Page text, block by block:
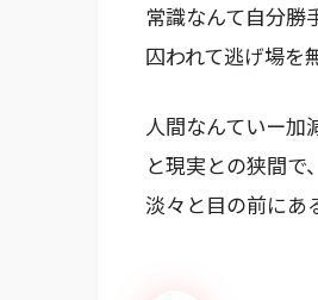
常識なんて自分勝
囚われて逃げ場を
人間なんていー
と現実との狭間
淡々と目の前にあ